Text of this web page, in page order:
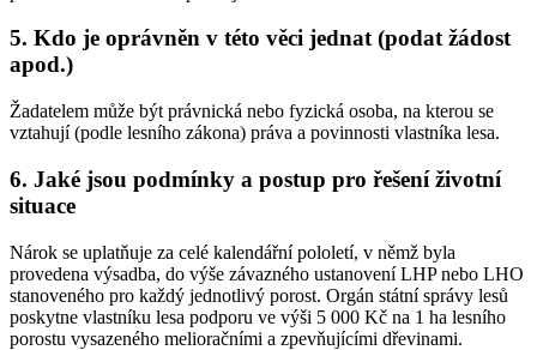
5. Kdo je oprávněn v této věci jednat (podat žádost
apod.)
Žadatelem může být právnická nebo fyzická osoba, na kterou se
vztahují (podle lesního zákona) práva a povinnosti vlastníka lesa.
6. Jaké jsou podmínky a postup pro řešení životní
situace
Nárok se uplatňuje za celé kalendářní pololetí, v němž byla
provedena výsadba, do výše závazného ustanovení LHP nebo LHO
stanoveného pro každý jednotlivý porost. Orgán státní správy lesů
poskytne vlastníku lesa podporu ve výši 5 000 Kč na 1 ha lesního
porostu vysazeného melioračními a zpevňujícími dřevinami.